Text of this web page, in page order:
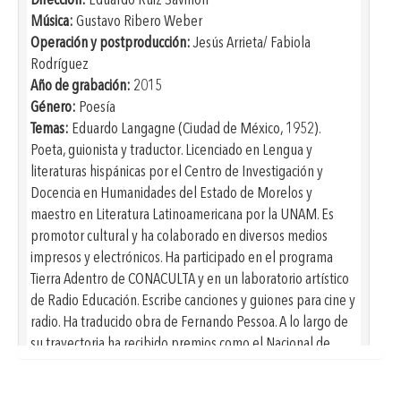
PANDILLA
TRES POEMAS
DONACIÓN DE ÓRGANOS
NAVEGANTES
EL OFICIO
EL OFICIO DEL RÍO
PALABRAS QUE DESLIZAN
Música: Gustavo Ribero Weber
Operación y postproducción:Jesús Arrieta/ Fabiola
Rodríguez
Año de grabación: 2015
Género: Poesía
Temas: Eduardo Langagne (Ciudad de México, 1952).
Poeta, guionista y traductor. Licenciado en Lengua y
literaturas hispánicas por el Centro de Investigación y
Docencia en Humanidades del Estado de Morelos y
maestro en Literatura Latinoamericana por la UNAM. Es
promotor cultural y ha colaborado en diversos medios
impresos y electrónicos. Ha participado en el programa
Tierra Adentro de CONACULTA y en un laboratorio artístico
de Radio Educación. Escribe canciones y guiones para cine y
radio. Ha traducido obra de Fernando Pessoa. A lo largo de
su trayectoria ha recibido premios como el Nacional de